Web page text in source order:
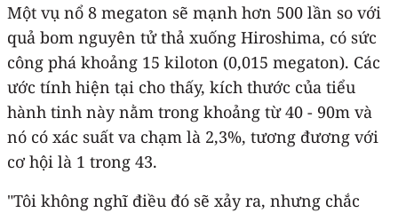
Một vụ nổ 8 megaton sẽ mạnh hơn 500 lần so với
quả bom nguyên tử thả xuống Hiroshima, có sức
công phá khoảng 15 kiloton (0,015 megaton). Các
ước tính hiện tại cho thấy, kích thước của tiểu
hành tinh này nằm trong khoảng từ 40 - 90m và
nó có xác suất va chạm là 2,3%, tương đương với
cơ hội là 1 trong 43.
"Tôi không nghĩ điều đó sẽ xảy ra, nhưng chắc